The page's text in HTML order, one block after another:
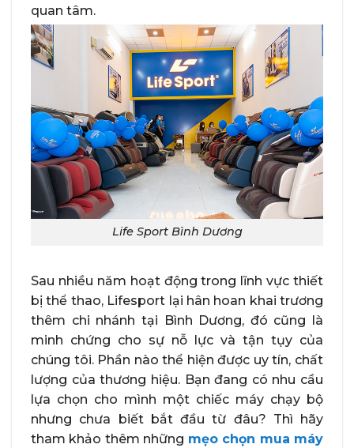
quan tâm.
Life Sport Bình Dương
Sau nhiều năm hoạt động trong lĩnh vực thiết
bị thể thao, Lifesport lại hân hoan khai trương
thêm chi nhánh tại Bình Dương, đó cũng là
minh chứng cho sự nỗ lực và tận tụy của
chúng tôi. Phần nào thể hiện được uy tín, chất
lượng của thương hiệu. Bạn đang có nhu cầu
lựa chọn cho mình một chiếc máy chạy bộ
nhưng chưa biết bắt đầu từ đâu? Thì hãy
tham khảo thêm những mẹo chọn mua máy